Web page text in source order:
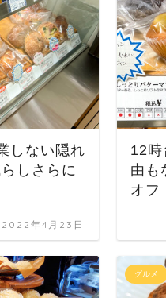
しない隠れ
しさらに
2022年4月23日
12時
由も
オフ
グルメ